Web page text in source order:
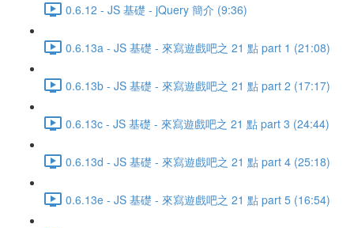
0.6.12 - JS 基礎 - jQuery 簡介 (9:36)
0.6.13a - JS 基礎 - 來寫遊戲吧之 21 點 part 1 (21:08)
0.6.13b - JS 基礎 - 來寫遊戲吧之 21 點 part 2 (17:17)
0.6.13c - JS 基礎 - 來寫遊戲吧之 21 點 part 3 (24:44)
0.6.13d - JS 基礎 - 來寫遊戲吧之 21 點 part 4 (25:18)
0.6.13e - JS 基礎 - 來寫遊戲吧之 21 點 part 5 (16:54)